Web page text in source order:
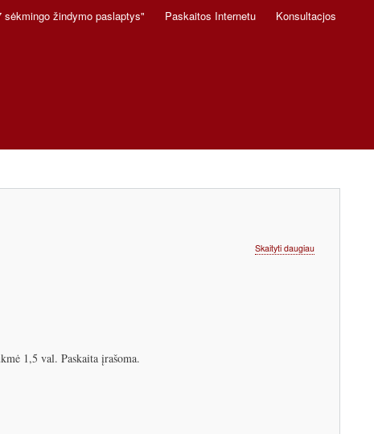
sėkmingo žindymo paslaptys" Paskaitos Internetu Konsultacjos
Skaityti daugiauapie
1,5 val. Paskaita įrašoma.